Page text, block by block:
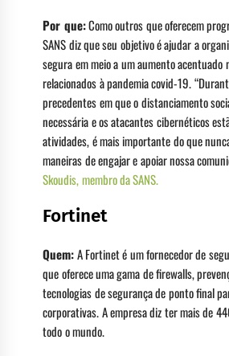
Por que:Como outros que oferecem
SANS diz que seu objetivo é ajudar a
segura em meio a um aumento acentuado
relacionados à pandemia covid-19.
precedentes em que o distanciamento
necessária e os atacantes cibernéticos
atividades, é mais importante do que
maneiras de engajar e apoiar nossa
Skoudis, membro da SANS.
Fortinet
Quem:A Fortinet é um fornecedor de
que oferece uma gama de firewalls,
tecnologias de segurança de ponto final
corporativas. A empresa diz ter mais de
todo o mundo.